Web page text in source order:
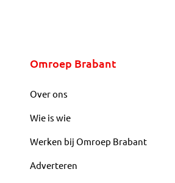
Omroep Brabant
Over ons
Wie is wie
Werken bij Omroep Brabant
Adverteren